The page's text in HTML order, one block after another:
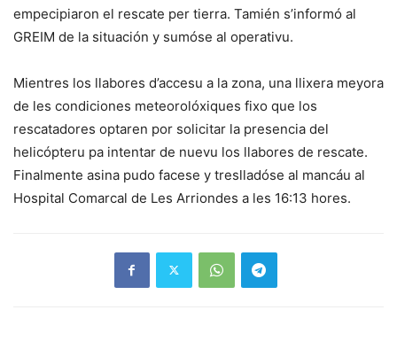
empecipiaron el rescate per tierra. Tamién s’informó al
GREIM de la situación y sumóse al operativu.
Mientres los llabores d’accesu a la zona, una llixera meyora
de les condiciones meteorolóxiques fixo que los
rescatadores optaren por solicitar la presencia del
helicópteru pa intentar de nuevu los llabores de rescate.
Finalmente asina pudo facese y treslladóse al mancáu al
Hospital Comarcal de Les Arriondes a les 16:13 hores.